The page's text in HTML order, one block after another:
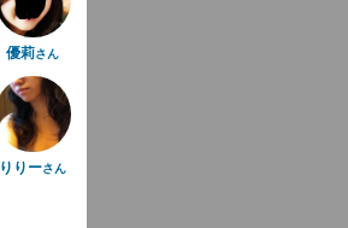
優莉さん
りりーさん